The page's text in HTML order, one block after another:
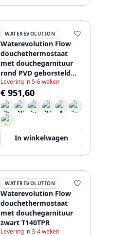
WATEREVOLUTION
Waterevolution Flow
douchethermostaat
met douchegarnituur
rond PVD geborsteld
Koper T140TNRCPE
Levering in 5-6 weken
€ 951,60
In winkelwagen
WATEREVOLUTION
Waterevolution Flow
douchethermostaat
met douchegarnituur
zwart T140TPR
Levering in 3-4 weken